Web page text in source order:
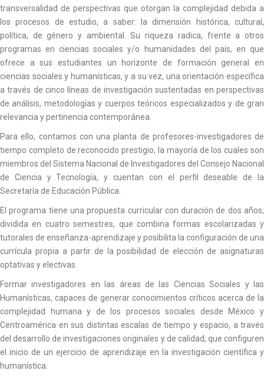
transversalidad de perspectivas que otorgan la complejidad debida a
los procesos de estudio, a saber: la dimensión histórica, cultural,
política, de género y ambiental. Su riqueza radica, frente a otros
programas en ciencias sociales y/o humanidades del país, en que
ofrece a sus estudiantes un horizonte de formación general en
ciencias sociales y humanísticas, y a su vez, una orientación específica
a través de cinco líneas de investigación sustentadas en perspectivas
de análisis, metodologías y cuerpos teóricos especializados y de gran
relevancia y pertinencia contemporánea.
Para ello, contamos con una planta de profesores-investigadores de
tiempo completo de reconocido prestigio, la mayoría de los cuales son
miembros del Sistema Nacional de Investigadores del Consejo Nacional
de Ciencia y Tecnología, y cuentan con el perfil deseable de la
Secretaría de Educación Pública.
El programa tiene una propuesta curricular con duración de dos años,
dividida en cuatro semestres, que combina formas escolarizadas y
tutorales de enseñanza-aprendizaje y posibilita la configuración de una
currícula propia a partir de la posibilidad de elección de asignaturas
optativas y electivas.
Formar investigadores en las áreas de las Ciencias Sociales y las
Humanísticas, capaces de generar conocimientos críticos acerca de la
complejidad humana y de los procesos sociales desde México y
Centroamérica en sus distintas escalas de tiempo y espacio, a través
del desarrollo de investigaciones originales y de calidad, que configuren
el inicio de un ejercicio de aprendizaje en la investigación científica y
humanística.